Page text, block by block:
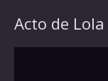
Acto de Lola